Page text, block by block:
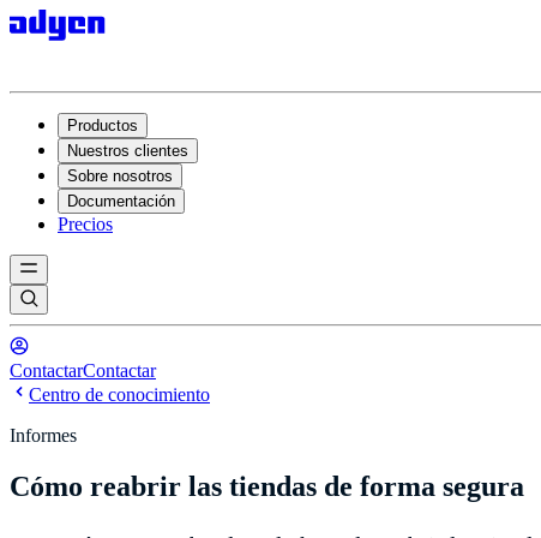
Productos
Nuestros clientes
Sobre nosotros
Documentación
Precios
ContactarContactar
Centro de conocimiento
Informes
Cómo reabrir las tiendas de forma segura